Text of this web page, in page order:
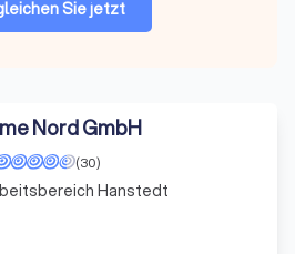
Sie jetzt
Nord GmbH
(30)
Hanstedt